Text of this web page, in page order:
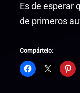
Es de esperar
de primeros
Compártelo: